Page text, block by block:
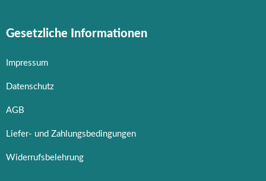
Gesetzliche Informationen
Impressum
Datenschutz
AGB
Liefer- und Zahlungsbedingungen
Widerrufsbelehrung